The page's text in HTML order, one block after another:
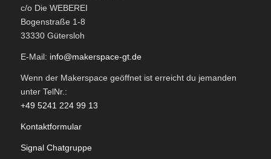
c/o Die WEBEREI
Bogenstraße 1-8
33330 Gütersloh
E-Mail: info@makerspace-gt.de
Wenn der Makerspace geöffnet ist erreicht du jemanden
unter TelNr.:
+49 5241 224 99 13
Kontaktformular
Signal Chatgruppe